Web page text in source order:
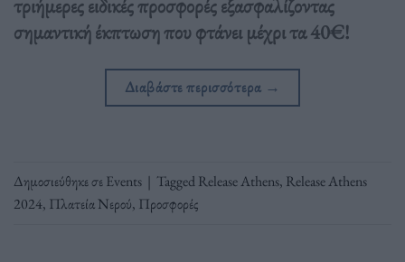
τριήμερες ειδικές προσφορές εξασφαλίζοντας
σημαντική έκπτωση που φτάνει μέχρι τα 40€!
Διαβάστε περισσότερα →
Δημοσιεύθηκε σεEvents | TaggedRelease Athens, Release Athens
2024, Πλατεία Νερού, Προσφορές